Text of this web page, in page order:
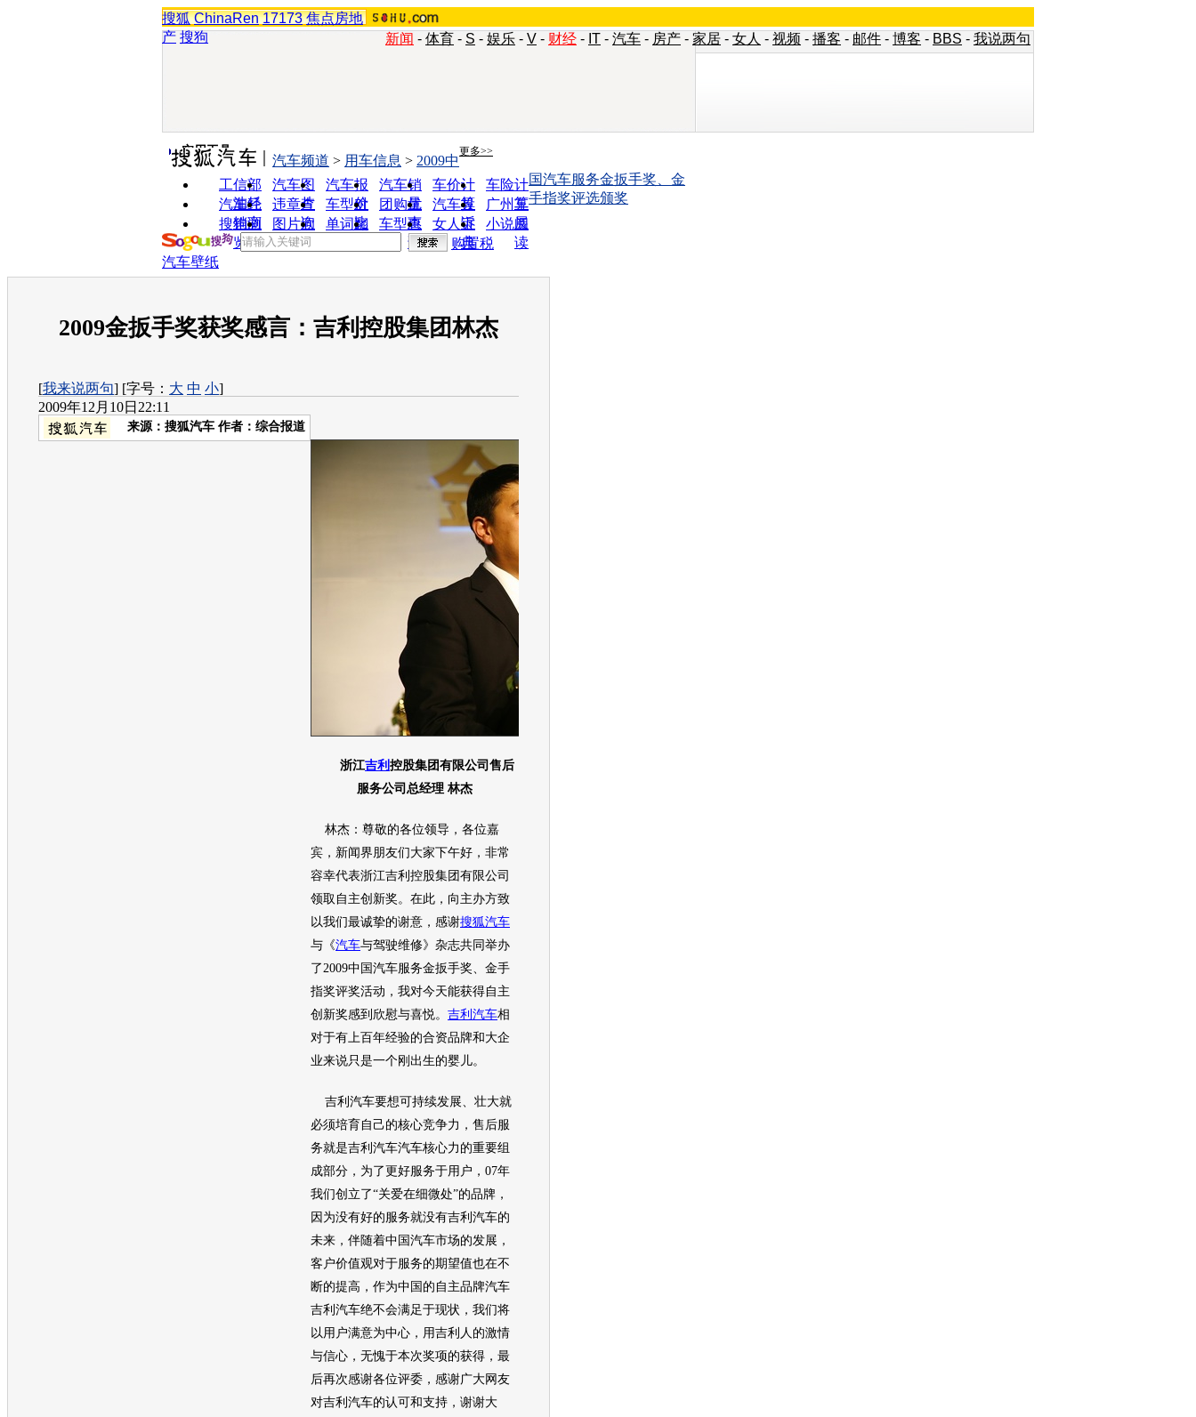
搜狐 ChinaRen 17173 焦点房地
产 搜狗 新闻 - 体育 - S - 娱乐 - V - 财经 - IT - 汽车 - 房产 - 家居 - 女人 - 视频 - 播客 - 邮件 - 博客 - BBS - 我说两句
实用工具 更多>>
工信部
油耗
汽车图
片
汽车报
价
汽车销
量
车价计
算
车险计
算
汽车经
销商
违章查
询
车型对
比
团购优
惠
汽车投
诉
广州车
展
搜狗浏
览器
图片欣
赏
单词翻
车型查
询
女人宝
典
小说阅
读
汽车频道 > 用车信息 > 2009中
国汽车服务金扳手奖、金
手指奖评选颁奖
购置税
汽车壁纸
2009金扳手奖获奖感言：吉利控股集团林杰
[我来说两句] [字号： 大 中 小]
2009年12月10日22:11
来源： 搜狐汽车 作者：综合报道
浙江吉利 控股集团有限公司售后
服务公司总经理 林杰
林杰：尊敬的各位领导，各位嘉
宾，新闻界朋友们大家下午好，非常
容幸代表浙江吉利 控股集团有限公司
领取自主创新奖。在此，向主办方致
以我们最诚挚的谢意，感谢搜狐汽车
与《汽车与驾驶维修》杂志共同举办
了2009中国 汽车服务金扳手奖、金手
指奖评奖活动，我对今天能获得自主
创新奖感到欣慰与喜悦。 吉利汽车相
对于有上百年经验的合资品牌和大企
业来说只是一个刚出生的婴儿。
吉利汽车要想可持续发展、壮大就
必须培育自己的核心竞争力，售后服
务就是吉利汽车汽车核心力的重要组
成部分，为了更好服务于用户，07年
我们创立了“关爱在细微处”的品牌，
因为没有好的服务就没有吉利汽车的
未来，伴随着中国 汽车市场的发展，
客户价值观对于服务的期望值也在不
断的提高，作为中国的自主品牌汽车
吉利汽车绝不会满足于现状，我们将
以用户满意为中心，用吉利 人的激情
与信心，无愧于本次奖项的获得，最
后再次感谢各位评委，感谢广大网友
对吉利汽车的认可和支持，谢谢大